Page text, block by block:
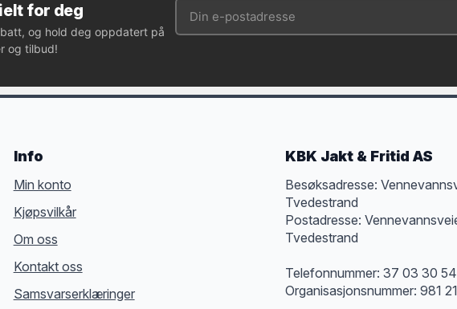
for deg
og hold deg oppdatert på
og tilbud!
Info
Min konto
Kjøpsvilkår
Om oss
Kontakt oss
Samsvarserklæringer
KBK Jakt & Fritid AS
Besøksadresse:
Tvedestrand
Postadresse:
Tvedestrand
Telefonnummer: 37 03 30 54
Organisasjonsnummer: 981